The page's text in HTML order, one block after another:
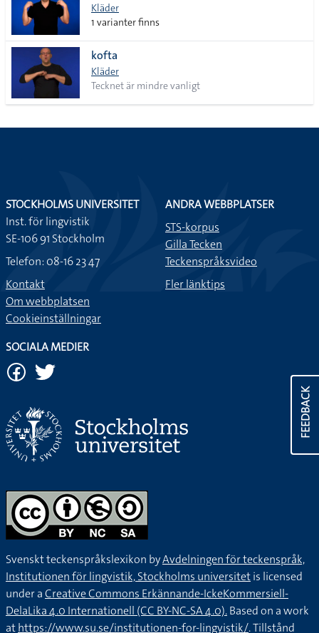
lista
Kläder
1 varianter finns
kofta
Kläder
Tecknet är mindre vanligt
FEEDBACK
STOCKHOLMS UNIVERSITET
Inst. för lingvistik
SE-106 91 Stockholm
Telefon: 08-16 23 47
Kontakt
Om webbplatsen
Cookieinställningar
ANDRA WEBBPLATSER
STS-korpus
Gilla Tecken
Teckenspråksvideo
Fler länktips
SOCIALA MEDIER
Svenskt teckenspråkslexikon byAvdelningen för teckenspråk,
Institutionen för lingvistik, Stockholms universitetis licensed
under aCreative Commons Erkännande-IckeKommersiell-
DelaLika 4.0 Internationell (CC BY-NC-SA 4.0).Based on a work
athttps://www.su.se/institutionen-for-lingvistik/. Tillstånd